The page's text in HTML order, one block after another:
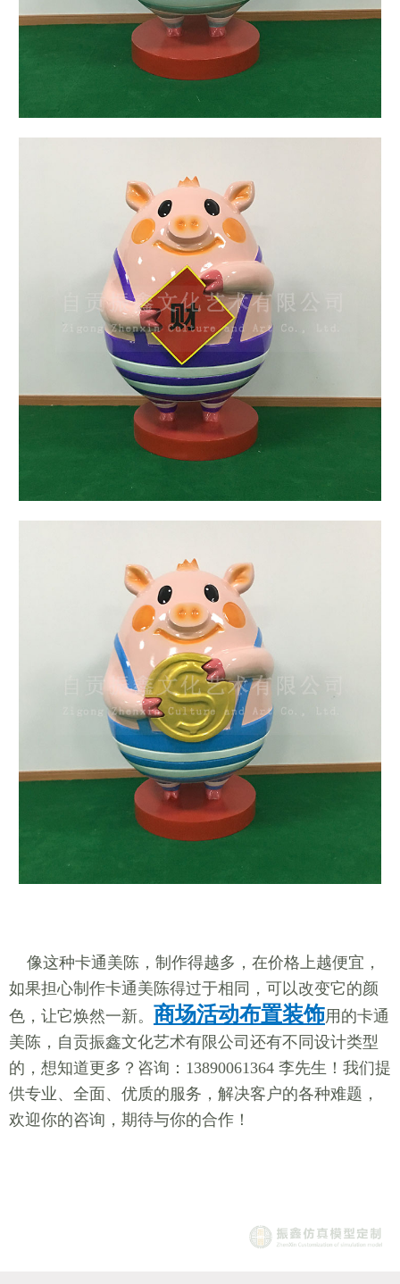
像这种卡通美陈，制作得越多，在价格上越便宜，
如果担心制作卡通美陈得过于相同，可以改变它的颜
色，让它焕然一新。 商场活动布置装饰用的卡通
美陈，自贡振鑫文化艺术有限公司还有不同设计类型
的，想知道更多？咨询：13890061364 李先生！我们提
供专业、全面、优质的服务，解决客户的各种难题，
欢迎你的咨询，期待与你的合作！